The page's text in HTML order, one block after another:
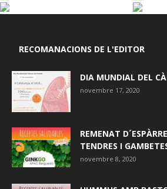
RECOMANACIONS DE L'EDITOR
DIA MUNDIAL DEL
novembre 17, 2020
REMENAT
TENDRES I
novembre 8, 2020